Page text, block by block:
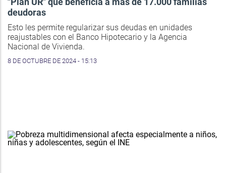
deudoras
Esto les permite regularizar sus deudas en unidades
reajustables con el Banco Hipotecario y la Agencia
Nacional de Vivienda.
8 DE OCTUBRE DE 2024 - 15:13